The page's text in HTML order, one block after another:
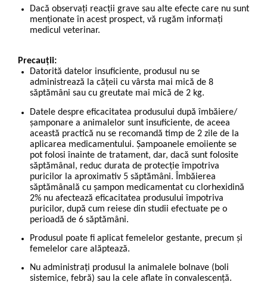
Dacă observați reacții grave sau alte efecte care nu sunt
menționate în acest prospect, vă rugăm informați
medicul veterinar.
Precauții:
Datorită datelor insuficiente, produsul nu se
administrează la cățeii cu vârsta mai mică de 8
săptămâni sau cu greutate mai mică de 2 kg.
Datele despre eficacitatea produsului după îmbăiere/
șamponare a animalelor sunt insuficiente, de aceea
această practică nu se recomandă timp de 2 zile de la
aplicarea medicamentului. Șampoanele emoiiente se
pot folosi înainte de tratament, dar, dacă sunt folosite
săptămânal, reduc durata de protecție împotriva
puricilor la aproximativ 5 săptămâni. Îmbăierea
săptămânală cu șampon medicamentat cu clorhexidină
2% nu afectează eficacitatea produsului împotriva
puricilor, după cum reiese din studii efectuate pe o
perioadă de 6 săptămâni.
Produsul poate fi aplicat femelelor gestante, precum și
femelelor care alăptează.
Nu administrați produsul la animalele bolnave (boli
sistemice, febră) sau la cele aflate în convalescență.